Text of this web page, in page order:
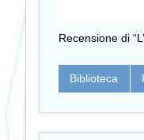
Recensione di
Biblioteca